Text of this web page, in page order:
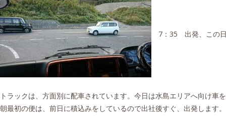
7：35 出発、この
トラックは、方面別に配車されています。今日は水島エリアへ向け車
朝最初の便は、前日に積込みをしているので出社後すぐ、出発します。